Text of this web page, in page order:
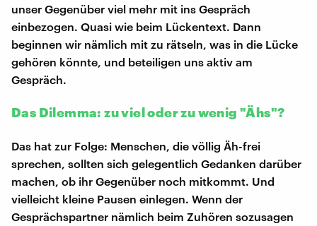
unser Gegenüber viel mehr mit ins Gespräch
einbezogen. Quasi wie beim Lückentext. Dann
beginnen wir nämlich mit zu rätseln, was in die Lücke
gehören könnte, und beteiligen uns aktiv am
Gespräch.
Das Dilemma: zu viel oder zu wenig "Ähs"?
Das hat zur Folge: Menschen, die völlig Äh-frei
sprechen, sollten sich gelegentlich Gedanken darüber
machen, ob ihr Gegenüber noch mitkommt. Und
vielleicht kleine Pausen einlegen. Wenn der
Gesprächspartner nämlich beim Zuhören sozusagen